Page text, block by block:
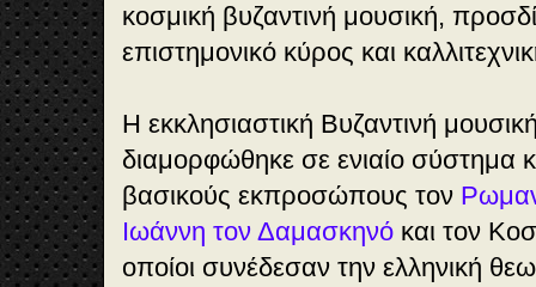
κοσμική βυζαντινή μουσική,
επιστημονικό κύρος και
Η εκκλησιαστική Βυζαντινή
διαμορφώθηκε σε ενιαίο σύστημα
βασικούς εκπροσώπους τον
Ιωάννη τον Δαμασκηνό και τον
οποίοι συνέδεσαν την ελληνική